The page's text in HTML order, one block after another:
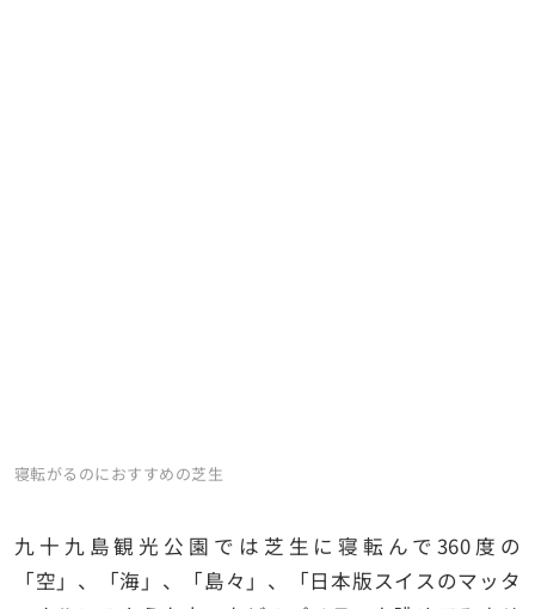
寝転がるのにおすすめの芝生
九十九島観光公園では芝生に寝転んで360度の
「空」、「海」、「島々」、「日本版スイスのマッタ